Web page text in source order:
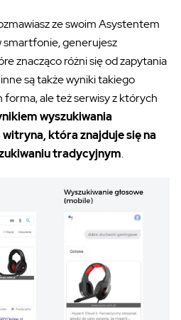
ze swoim Asystentem
smartfonie, generujesz
znacząco różni się od zapytania
są także wyniki takiego
forma, ale też serwisy z których
wyszukiwania
która znajduje się na
tradycyjnym.